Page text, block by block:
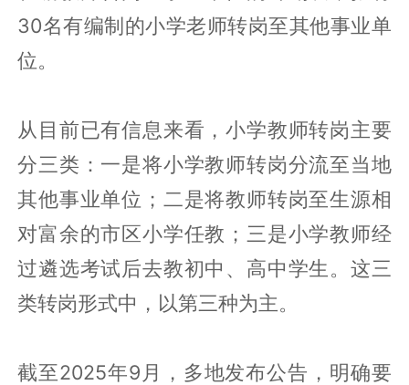
30名有编制的小学老师转岗至其他事业单
位。
从目前已有信息来看，小学教师转岗主要
分三类：一是将小学教师转岗分流至当地
其他事业单位；二是将教师转岗至生源相
对富余的市区小学任教；三是小学教师经
过遴选考试后去教初中、高中学生。这三
类转岗形式中，以第三种为主。
截至2025年9月，多地发布公告，明确要